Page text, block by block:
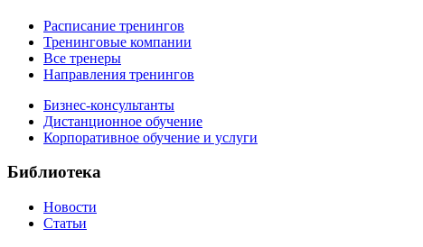
Расписание тренингов
Тренинговые компании
Все тренеры
Направления тренингов
Бизнес-консультанты
Дистанционное обучение
Корпоративное обучение и услуги
Библиотека
Новости
Статьи